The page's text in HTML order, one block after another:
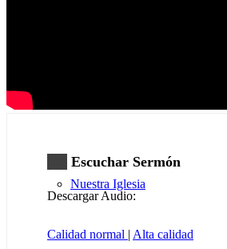
Nuestra Iglesia
Escuchar Sermón
Descargar Audio:
Calidad normal | Alta calidad